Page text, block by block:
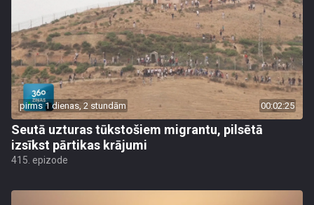
pirms 1 dienas, 2 stundām 00:02:25
Seutā uzturas tūkstošiem migrantu, pilsētā
izsīkst pārtikas krājumi
415. epizode